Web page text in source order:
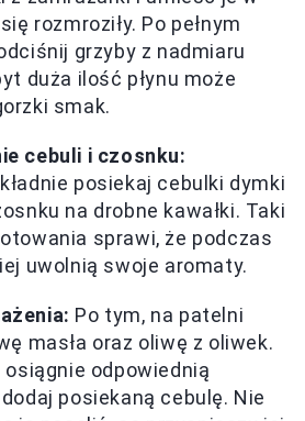
rozmroziły. Po pełnym
grzyby z nadmiaru
duża ilość płynu może
smak.
cebuli i czosnku:
posiekaj cebulki dymki
na drobne kawałki. Taki
sprawi, że podczas
uwolnią swoje aromaty.
Po tym, na patelni
masła oraz oliwę z oliwek.
osiągnie odpowiednią
posiekaną cebulę. Nie